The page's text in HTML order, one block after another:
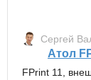
Сергей
Атол
FPrint 11,